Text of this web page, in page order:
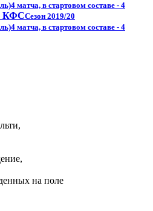
4 матча, в стартовом составе - 4
КФССезон 2019/20
4 матча, в стартовом составе - 4
на поле